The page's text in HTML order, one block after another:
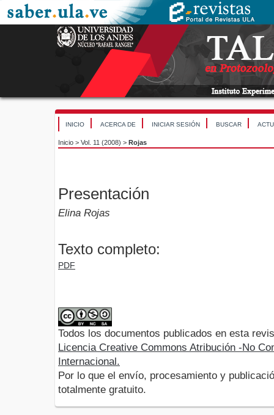
INICIO ACERCA DE INICIAR SESIÓN BUSCAR
Inicio > Vol. 11 (2008) > Rojas
Presentación
Elina Rojas
Texto completo:
PDF
Todos los documentos publicados en esta
Licencia Creative Commons Atribución -No
Internacional.
Por lo que el envío, procesamiento y
totalmente gratuito.